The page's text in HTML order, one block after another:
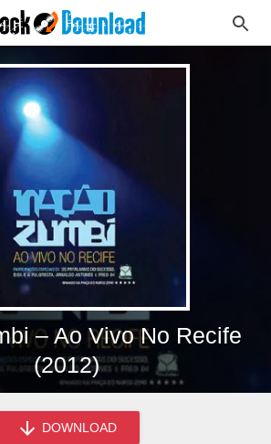
– Ao Vivo No Recife
(2012)
DOWNLOAD